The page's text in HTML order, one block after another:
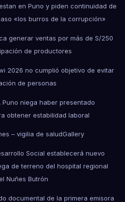
en Puno y piden continuidad de
«los burros de la corrupción»
generar ventas por más de S/250
de productores
2026 no cumplió objetivo de evitar
de personas
Puno niega haber presentado
obtener estabilidad laboral
– vigilia de saludGallery
Social establecerá nuevo
de terreno del hospital regional
Nuñes Butrón
documental de la primera emisora